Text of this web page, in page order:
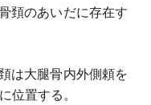
頚のあいだに存在す
は大腿骨内外側頼を
位置する。